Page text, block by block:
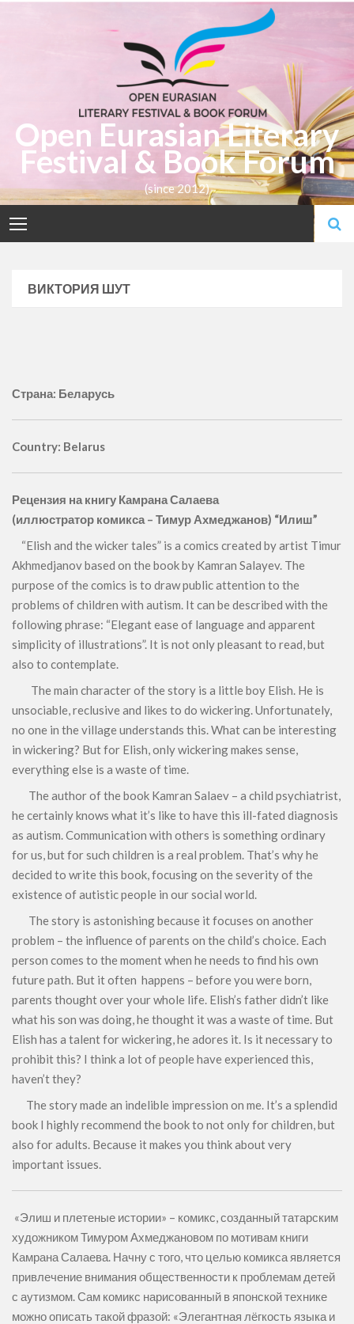
Open Eurasian Literary
Festival & Book Forum
(since 2012)
ВИКТОРИЯ ШУТ
Страна: Беларусь
Country: Belarus
Рецензия на книгу Камрана Салаева
(иллюстратор комикса – Тимур Ахмеджанов) “Илиш”
“Elish and the wicker tales” is a comics created by artist Timur
Akhmedjanov based on the book by Kamran Salayev. The
purpose of the comics is to draw public attention to the
problems of children with autism. It can be described with the
following phrase: “Elegant ease of language and apparent
simplicity of illustrations”. It is not only pleasant to read, but
also to contemplate.
The main character of the story is a little boy Elish. He is
unsociable, reclusive and likes to do wickering. Unfortunately,
no one in the village understands this. What can be interesting
in wickering? But for Elish, only wickering makes sense,
everything else is a waste of time.
The author of the book Kamran Salaev – a child psychiatrist,
he certainly knows what it’s like to have this ill-fated diagnosis
as autism. Communication with others is something ordinary
for us, but for such children is a real problem. That’s why he
decided to write this book, focusing on the severity of the
existence of autistic people in our social world.
The story is astonishing because it focuses on another
problem – the influence of parents on the child’s choice. Each
person comes to the moment when he needs to find his own
future path. But it often happens – before you were born,
parents thought over your whole life. Elish’s father didn’t like
what his son was doing, he thought it was a waste of time. But
Elish has a talent for wickering, he adores it. Is it necessary to
prohibit this? I think a lot of people have experienced this,
haven’t they?
The story made an indelible impression on me. It’s a splendid
book I highly recommend the book to not only for children, but
also for adults. Because it makes you think about very
important issues.
«Элиш и плетеные истории» – комикс, созданный татарским
художником Тимуром Ахмеджановом по мотивам книги
Камрана Салаева. Начну с того, что целью комикса является
привлечение внимания общественности к проблемам детей
с аутизмом. Сам комикс нарисованный в японской технике
можно описать такой фразой: «Элегантная лёгкость языка и